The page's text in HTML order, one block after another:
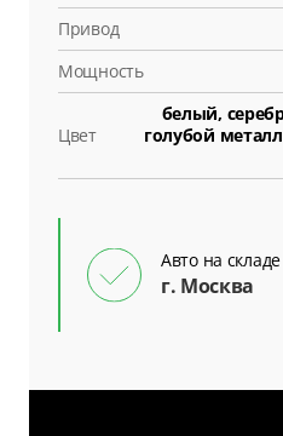
Привод
Мощность
Цвет
белый,
голубой
Авто на
г. Москва